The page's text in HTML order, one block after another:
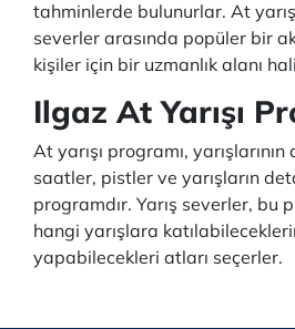
tahminlerde bulunurlar. At
severler arasında popüler bir
kişiler için bir uzmanlık alanı
Ilgaz At Yarışı
At yarışı programı,
saatler, pistler ve yarışların
programdır. Yarış severler, bu
hangi yarışlara
yapabilecekleri atları seçerler.